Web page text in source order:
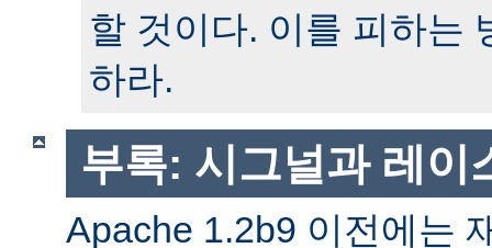
할 것이다. 이를 피하는
하라.
부록: 시그널과 레이
Apache 1.2b9 이전에는